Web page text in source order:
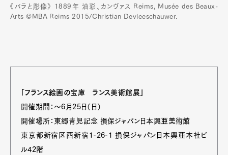
《バラと彫像》 1889年 油彩、カンヴァス Reims, Musée des Beaux-
Arts ©MBA Reims 2015/Christian Devleeschauwer.
「フランス絵画の宝庫 ランス美術館展」
開催期間：～6月25日（日）
開催場所：東郷青児記念 損保ジャパン日本興亜美術館
東京都新宿区西新宿1-26-1 損保ジャパン日本興亜本社ビ
ル42階